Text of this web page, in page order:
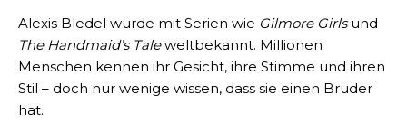
Alexis Bledel wurde mit Serien wie Gilmore Girlsund
The Handmaid’s Taleweltbekannt. Millionen
Menschen kennen ihr Gesicht, ihre Stimme und ihren
Stil – doch nur wenige wissen, dass sie einen Bruder
hat.